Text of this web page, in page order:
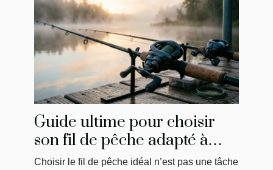
Guide ultime pour choisir
son fil de pêche adapté à
chaque technique
Choisir le fil de pêche idéal n’est pas une tâche